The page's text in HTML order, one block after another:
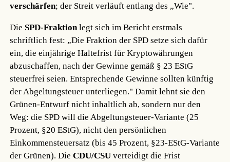
verschärfen; der Streit verläuft entlang des „Wie".
DieSPD-Fraktion legt sich im Bericht erstmals
schriftlich fest: „Die Fraktion der SPD setze sich dafür
ein, die einjährige Haltefrist für Kryptowährungen
abzuschaffen, nach der Gewinne gemäß § 23 EStG
steuerfrei seien. Entsprechende Gewinne sollten künftig
der Abgeltungsteuer unterliegen." Damit lehnt sie den
Grünen-Entwurf nicht inhaltlich ab, sondern nur den
Weg: die SPD will die Abgeltungsteuer-Variante (25
Prozent, §20 EStG), nicht den persönlichen
Einkommensteuersatz (bis 45 Prozent, §23-EStG-Variante
der Grünen). DieCDU/CSU verteidigt die Frist